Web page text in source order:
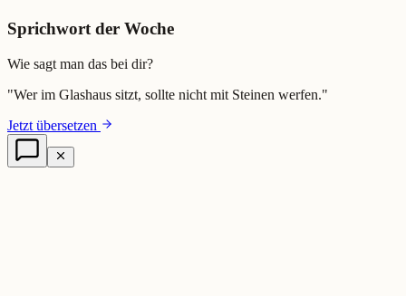
Sprichwort der Woche
Wie sagt man das bei dir?
"Wer im Glashaus sitzt, sollte nicht mit Steinen werfen."
Jetzt übersetzen